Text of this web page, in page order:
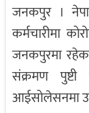
जनकपुर ।
कर्मचारीमा
जनकपुरमा रहेका
संक्रमण
आईसोलेसनमा